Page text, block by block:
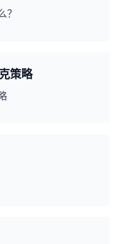
？
策略